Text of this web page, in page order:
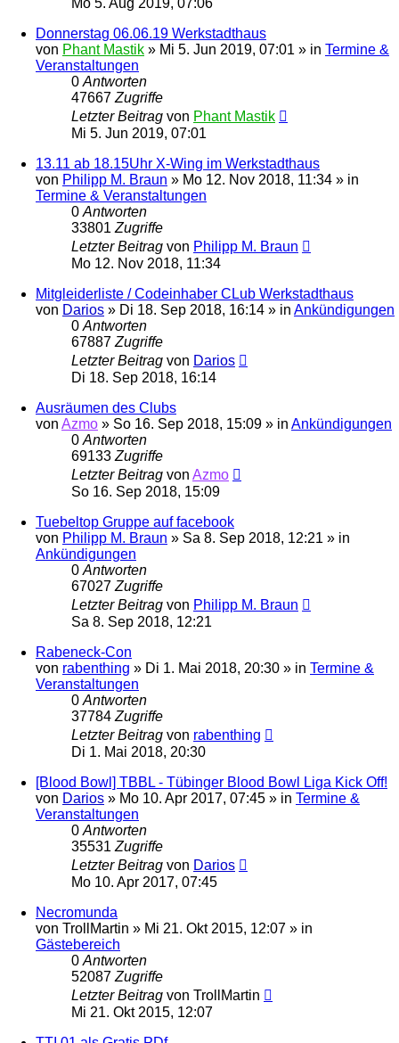
Donnerstag 06.06.19 Werkstadthaus
von Phant Mastik » Mi 5. Jun 2019, 07:01 » in Termine &
Veranstaltungen
0 Antworten
47667 Zugriffe
Letzter Beitrag von Phant Mastik
Mi 5. Jun 2019, 07:01
13.11 ab 18.15Uhr X-Wing im Werkstadthaus
von Philipp M. Braun » Mo 12. Nov 2018, 11:34 » in
Termine & Veranstaltungen
0 Antworten
33801 Zugriffe
Letzter Beitrag von Philipp M. Braun
Mo 12. Nov 2018, 11:34
Mitgleiderliste / Codeinhaber CLub Werkstadthaus
von Darios » Di 18. Sep 2018, 16:14 » in Ankündigungen
0 Antworten
67887 Zugriffe
Letzter Beitrag von Darios
Di 18. Sep 2018, 16:14
Ausräumen des Clubs
von Azmo » So 16. Sep 2018, 15:09 » in Ankündigungen
0 Antworten
69133 Zugriffe
Letzter Beitrag von Azmo
So 16. Sep 2018, 15:09
Tuebeltop Gruppe auf facebook
von Philipp M. Braun » Sa 8. Sep 2018, 12:21 » in
Ankündigungen
0 Antworten
67027 Zugriffe
Letzter Beitrag von Philipp M. Braun
Sa 8. Sep 2018, 12:21
Rabeneck-Con
von rabenthing » Di 1. Mai 2018, 20:30 » in Termine &
Veranstaltungen
0 Antworten
37784 Zugriffe
Letzter Beitrag von rabenthing
Di 1. Mai 2018, 20:30
[Blood Bowl] TBBL - Tübinger Blood Bowl Liga Kick Off!
von Darios » Mo 10. Apr 2017, 07:45 » in Termine &
Veranstaltungen
0 Antworten
35531 Zugriffe
Letzter Beitrag von Darios
Mo 10. Apr 2017, 07:45
Necromunda
von TrollMartin » Mi 21. Okt 2015, 12:07 » in
Gästebereich
0 Antworten
52087 Zugriffe
Letzter Beitrag von TrollMartin
Mi 21. Okt 2015, 12:07